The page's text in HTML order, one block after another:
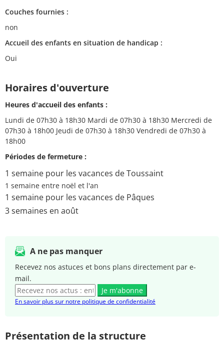
Couches fournies :
non
Accueil des enfants en situation de handicap :
Oui
Horaires d'ouverture
Heures d'accueil des enfants :
Lundi de 07h30 à 18h30 Mardi de 07h30 à 18h30 Mercredi de
07h30 à 18h00 Jeudi de 07h30 à 18h30 Vendredi de 07h30 à
18h00
Périodes de fermeture :
1 semaine pour les vacances de Toussaint
1 semaine entre noël et l'an
1 semaine pour les vacances de Pâques
3 semaines en août
A ne pas manquer
Recevez nos astuces et bons plans directement par e-
mail.
Je m'abonne
En savoir plus sur notre politique de confidentialité
Présentation de la structure